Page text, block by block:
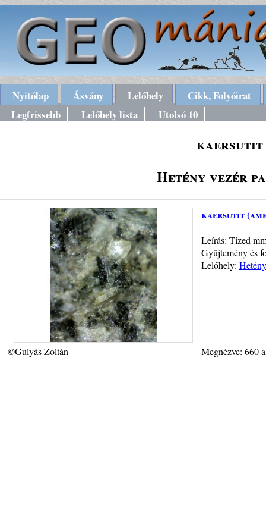
Nyitólap Ásvány Lelőhely
Cikk, Folyóirat
Legfrissebb
Lelőhely lista Utolsó 10
kaersutit
Hetény vezér
kaersutit
Leírás: Tized
Gyűjtemény és
Lelőhely:
©Gulyás Zoltán Megnézve: 660